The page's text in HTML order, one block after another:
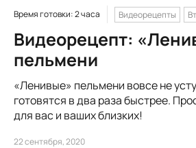
Время готовки: 2 часа Видеорецепты
Видеорецепт:
пельмени
«Ленивые» пельмени вовсе не
готовятся в два раза быстрее.
для вас и ваших близких!
22 сентября, 2020